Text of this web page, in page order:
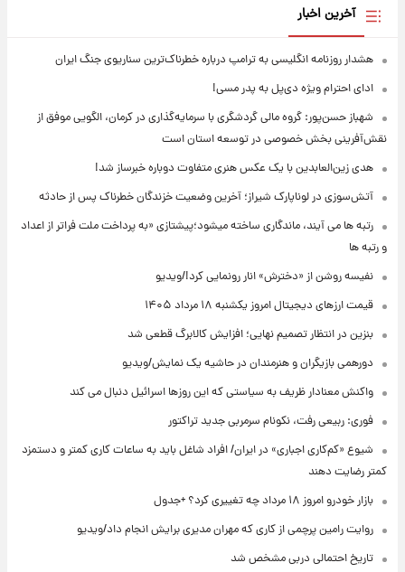
آخرین اخبار
هشدار روزنامه انگلیسی به ترامپ درباره خطرناک‌ترین سناریوی جنگ ایران
ادای احترام ویژه دی‌پل به پدر مسی!
شهباز حسن‌پور: گروه مالی گردشگری با سرمایه‌گذاری در کرمان، الگویی موفق از
نقش‌آفرینی بخش خصوصی در توسعه استان است
هدی زین‌العابدین با یک عکس هنری متفاوت دوباره خبرساز شد!
آتش‌سوزی در لوناپارک شیراز؛ آخرین وضعیت خزندگان خطرناک پس از حادثه
رتبه ها می آیند، ماندگاری ساخته میشود؛پیشتازی «به پرداخت ملت فراتر از اعداد
و رتبه ها
نفیسه روشن از «دخترش» انار رونمایی کرد!/ویدیو
قیمت ارزهای دیجیتال امروز یکشنبه ۱۸ مرداد ۱۴۰۵
بنزین در انتظار تصمیم نهایی؛ افزایش کالابرگ قطعی شد
دورهمی بازیگران و هنرمندان در حاشیه یک نمایش/ویدیو
واکنش معنادار ظریف به سیاستی که این روزها اسرائیل دنبال می کند
فوری: ربیعی رفت، نکونام سرمربی جدید تراکتور
شیوع «کم‌کاری اجباری» در ایران/ افراد شاغل باید به ساعات کاری کمتر و دستمزد
کمتر رضایت دهند
بازار خودرو امروز ۱۸ مرداد چه تغییری کرد؟ +جدول
روایت رامین پرچمی از کاری که مهران مدیری برایش انجام داد/ویدیو
تاریخ احتمالی دربی مشخص شد